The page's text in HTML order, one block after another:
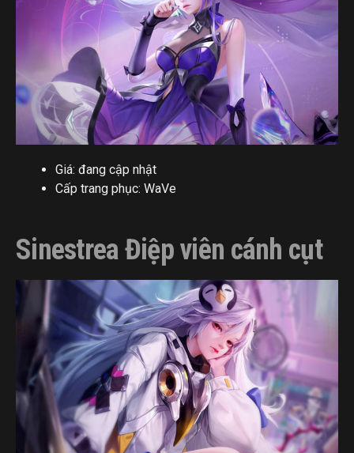
Giá: đang cập nhật
Cấp trang phục: WaVe
Sinestrea Điệp viên cánh cụt